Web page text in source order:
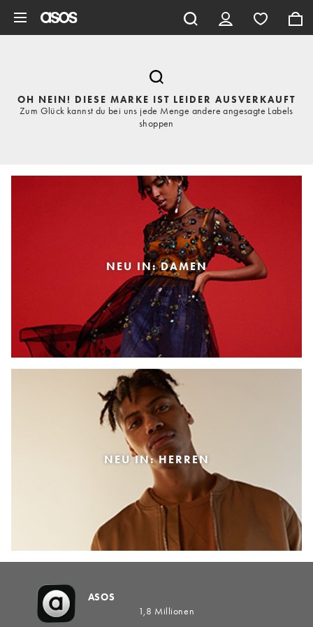
OH NEIN! DIESE MARKE IST LEIDER AUSVERKAUFT
Zum Glück kannst du bei uns jede Menge andere angesagte Labels
shoppen
NEU IN: DAMEN
NEU IN: HERREN
ASOS
1,8 Millionen